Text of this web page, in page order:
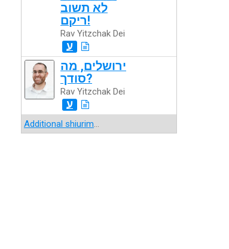
לא תשוב
ריקם!
Rav Yitzchak Dei
ע
ירושלים, מה
סודך?
Rav Yitzchak Dei
ע
Additional shiurim...